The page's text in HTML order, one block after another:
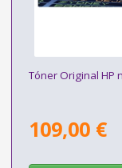
Tóner Original HP
109,00 €